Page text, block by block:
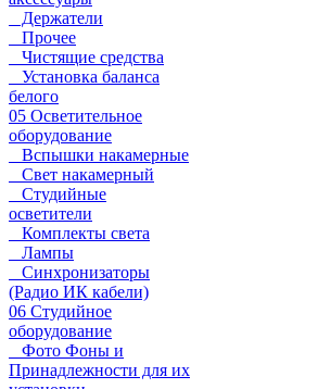
Держатели
Прочее
Чистящие средства
Установка баланса
белого
05 Осветительное
оборудование
Вспышки накамерные
Свет накамерный
Студийные
осветители
Комплекты света
Лампы
Синхронизаторы
(Радио ИК кабели)
06 Студийное
оборудование
Фото Фоны и
Принадлежности для их